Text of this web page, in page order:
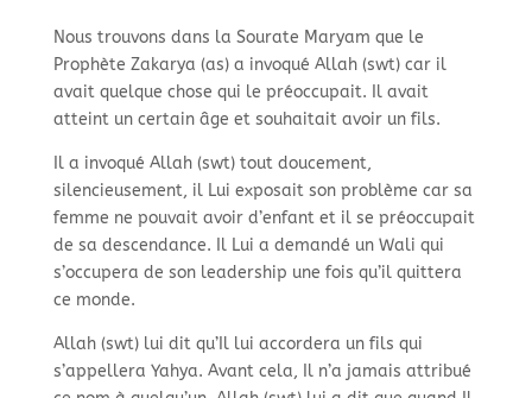
Nous trouvons dans la Sourate Maryam que le
Prophète Zakarya (as) a invoqué Allah (swt) car il
avait quelque chose qui le préoccupait. Il avait
atteint un certain âge et souhaitait avoir un fils.
Il a invoqué Allah (swt) tout doucement,
silencieusement, il Lui exposait son problème car sa
femme ne pouvait avoir d’enfant et il se préoccupait
de sa descendance. Il Lui a demandé un Wali qui
s’occupera de son leadership une fois qu’il quittera
ce monde.​
Allah (swt) lui dit qu’Il lui accordera un fils qui
s’appellera Yahya. Avant cela, Il n’a jamais attribué